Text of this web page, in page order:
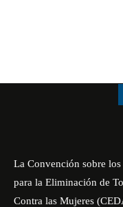
La Convención sobre
para la Eliminación de
Contra las Mujeres